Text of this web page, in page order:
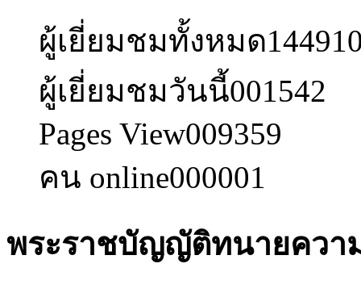
ผู้เยี่ยมชมทั้งหมด
ผู้เยี่ยมชมวันนี้001542
Pages View009359
คน online000001
พระราชบัญญัติทนายคว